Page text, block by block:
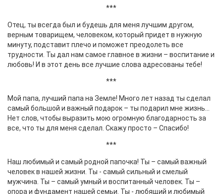
***
Отец, ты всегда был и будешь для меня лучшим другом,
верным товарищем, человеком, который придет в нужную
минуту, подставит плечо и поможет преодолеть все
трудности. Ты дал нам самое главное в жизни – воспитание и
любовь! И в этот день все лучшие слова адресованы тебе!
***
Мой папа, лучший папа на Земле! Много лет назад ты сделал
самый большой и важный подарок – ты подарил мне жизнь…
Нет слов, чтобы выразить мою огромную благодарность за
все, что ты для меня сделал. Скажу просто – Спасибо!
***
Наш любимый и самый родной папочка! Ты – самый важный
человек в нашей жизни. Ты - самый сильный и смелый
мужчина. Ты – самый умный и воспитанный человек. Ты –
опора и фундамент нашей семьи. Ты - любящий и любимый